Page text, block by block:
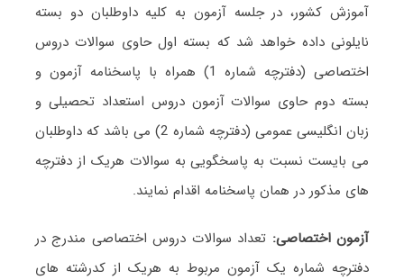
آموزش کشور، در جلسه آزمون به کلیه داوطلبان دو بسته
نایلونی داده خواهد شد که بسته اول حاوی سوالات دروس
اختصاصی (دفترچه شماره 1) همراه با پاسخنامه آزمون و
بسته دوم حاوی سوالات آزمون دروس استعداد تحصیلی و
زبان انگلیسی عمومی (دفترچه شماره 2) می باشد که داوطلبان
می بایست نسبت به پاسخگویی به سوالات هریک از دفترچه
های مذکور در همان پاسخنامه اقدام نمایند.
آزمون اختصاصی: تعداد سوالات دروس اختصاصی مندرج در
دفترچه شماره یک آزمون مربوط به هریک از کدرشته های